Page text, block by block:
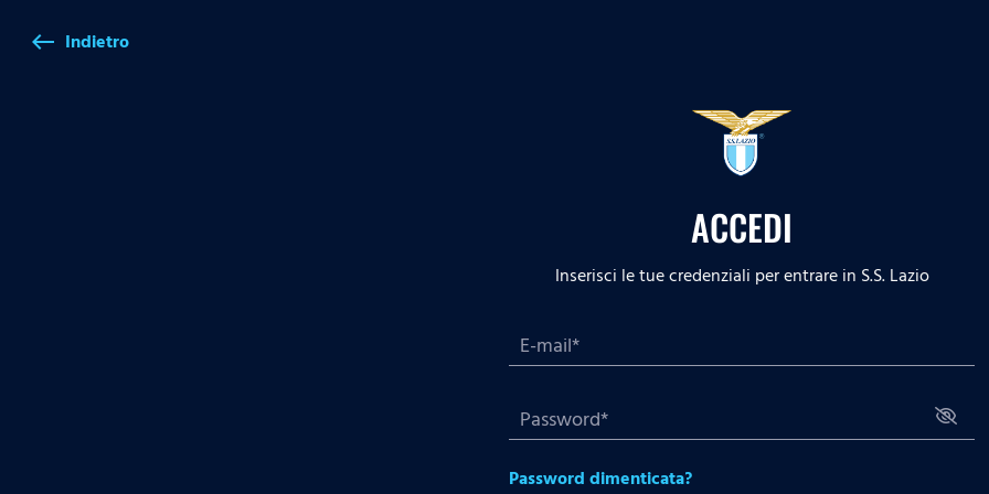
west Indietro
ACCEDI
Inserisci le tue credenziali per entrare in S.S. Lazio
Password dimenticata?